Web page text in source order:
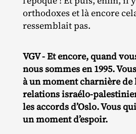
orthodoxes et là encore
ressemblait pas.
VGV - Et encore, quand
nous sommes en 1995.
à un moment charnière de
relations israélo-
les accords d’Oslo. Vous
un moment d’espoir.